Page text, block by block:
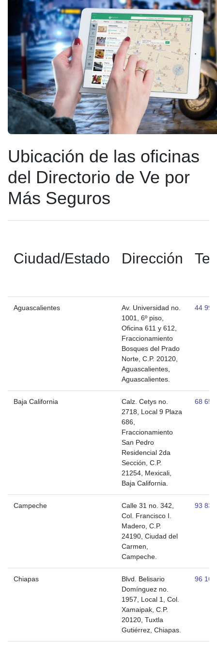
Ubicación de las oficinas
del Directorio de Ve por
Más Seguros
Ciudad/Estado Dirección
Aguascalientes
Av. Universidad no.
1001, 6º piso,
Oficina 611 y 612,
Fraccionamiento
Bosques del Prado
Norte, C.P. 20120,
Aguascalientes,
Aguascalientes.
44
Baja California
Calz. Cetys no.
2718, Local 9 Plaza
686,
Fraccionamiento
San Pedro
Residencial 2da
Sección, C.P.
21254, Mexicali,
Baja California.
68
Campeche
Calle 31 no. 342,
Col. Francisco I.
Madero, C.P.
24190, Ciudad del
Carmen,
Campeche.
93
Chiapas
Blvd. Belisario
Domínguez no.
1957, Local 1, Col.
Xamaipak, C.P.
20120, Tuxtla
Gutiérrez, Chiapas.
96